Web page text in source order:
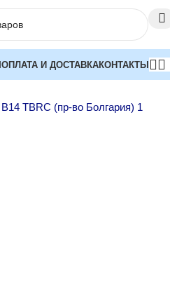
ОПЛАТА И ДОСТАВКАКОНТАКТЫ
накопительные электрические